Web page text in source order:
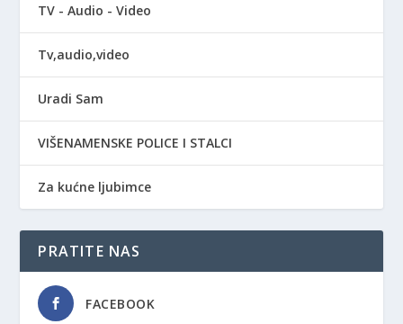
TV - Audio - Video
Tv,audio,video
Uradi Sam
VIŠENAMENSKE POLICE I STALCI
Za kućne ljubimce
PRATITE NAS
FACEBOOK